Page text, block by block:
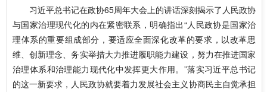
习近平总书记在政协65周年大会上的讲话深刻揭示了人民政协
与国家治理现代化的内在紧密联系，明确指出“人民政协是国家治
理体系的重要组成部分，要适应全面深化改革的要求，以改革思
维、创新理念、务实举措大力推进履职能力建设，努力在推进国家
治理体系和治理能力现代化中发挥更大作用。”落实习近平总书记
的这一新要求，人民政协就要着力发展社会主义协商民主自觉承担